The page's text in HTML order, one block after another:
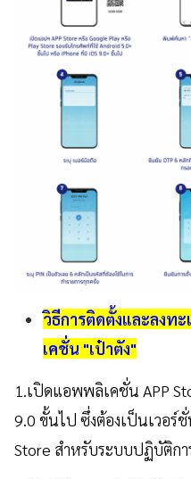
วิธีการติดตั้งและลงท
เคชั่น "เป๋าตัง"
1.เปิดแอพพลิเคชั่น APP
9.0 ขั้นไป ซึ่งต้องเป็นเวอร์
Store สำหรับระบบปฏิบัติก